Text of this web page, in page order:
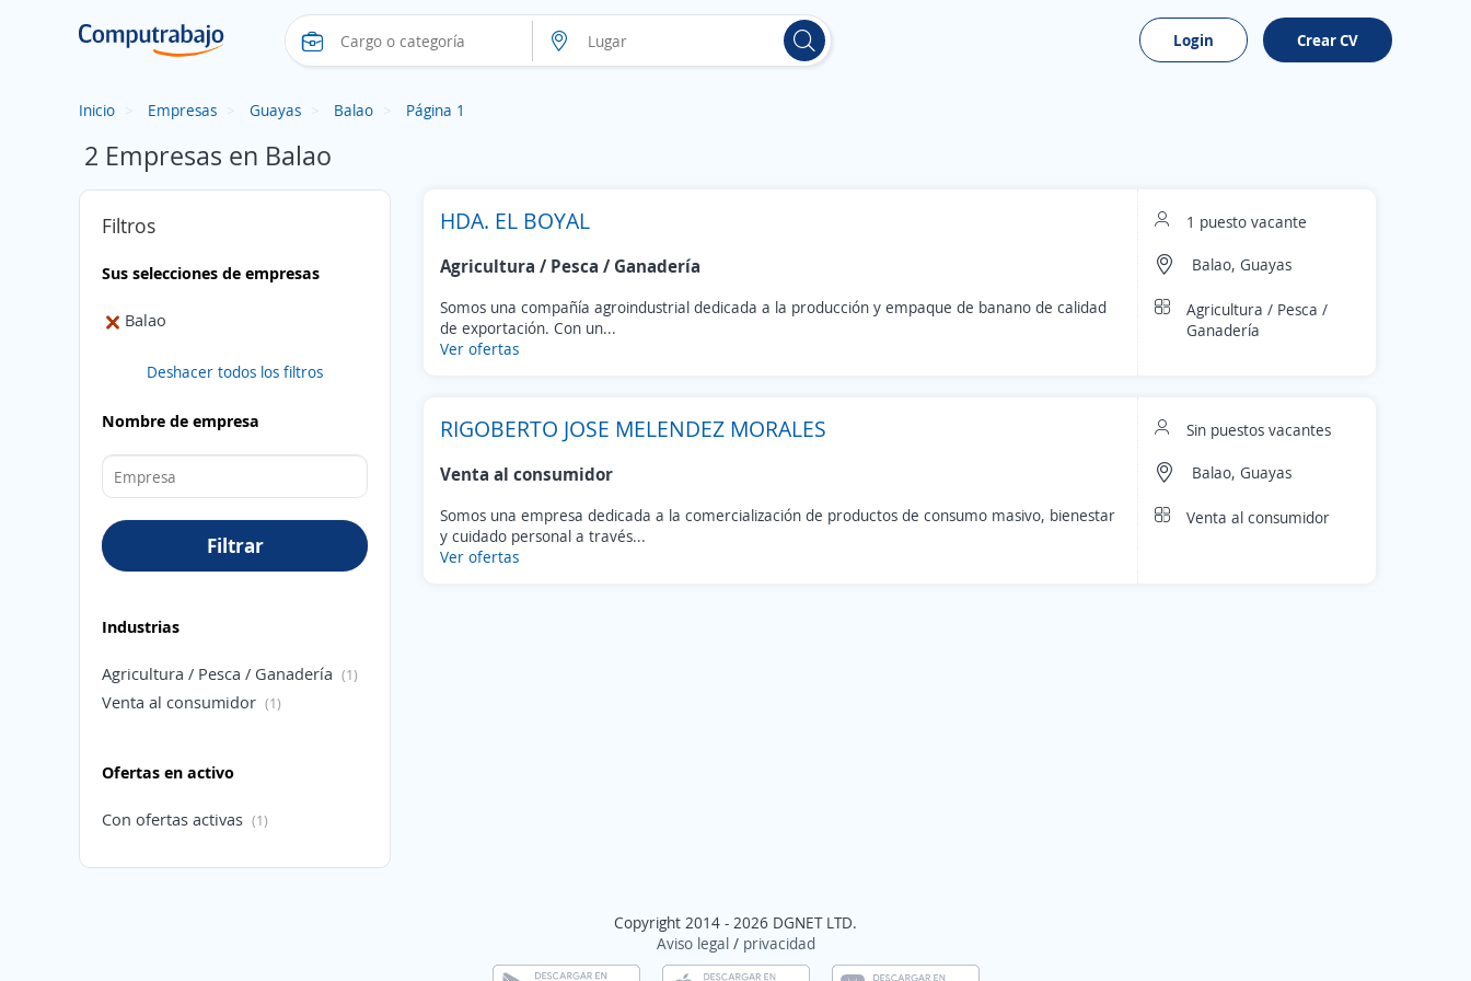
Login Crear CV
Inicio Empresas Guayas Balao Página 1
2 Empresas en Balao
Filtros
Sus selecciones de empresas
Balao
Deshacer todos los filtros
Nombre de empresa
Filtrar
Industrias
Agricultura / Pesca / Ganadería (1)
Venta al consumidor (1)
Ofertas en activo
Con ofertas activas (1)
HDA. EL BOYAL
Agricultura / Pesca / Ganadería
Somos una compañía agroindustrial dedicada a la producción y empaque de banano de calidad
de exportación. Con un...
Ver ofertas
1 puesto vacante
Balao, Guayas
Agricultura / Pesca /
Ganadería
RIGOBERTO JOSE MELENDEZ MORALES
Venta al consumidor
Somos una empresa dedicada a la comercialización de productos de consumo masivo, bienestar
y cuidado personal a través...
Ver ofertas
Sin puestos vacantes
Balao, Guayas
Venta al consumidor
Copyright 2014 - 2026 DGNET LTD.
Aviso legal/ privacidad